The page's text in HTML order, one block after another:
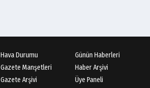
Ahmet İNCE
Gördes Ekonomisi Çöküyor
mu?
Hava Durumu
Günün Haberleri
Gazete Manşetleri
Haber Arşivi
Gazete Arşivi
Üye Paneli